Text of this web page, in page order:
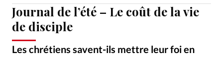
Tous les articles
Faire un don
Emploi
Journal de l’été – Le coût de la vie
de disciple
Les chrétiens savent-ils mettre leur foi en